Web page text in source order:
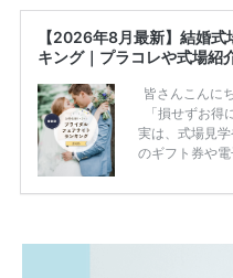
【2026年8月最新】結婚
キング｜プラコレや式場紹
皆さんこんに
「損せずお
実は、式場見
のギフト券や
ため、比較せ